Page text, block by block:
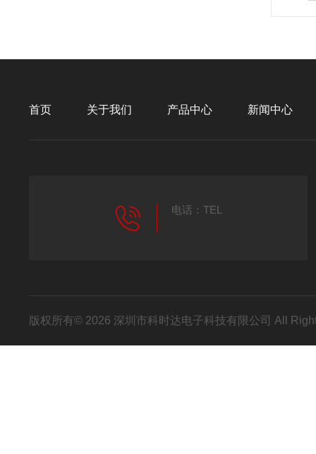
首页 关于我们 产品中心 新闻中心
电话：TEL
版权所有© 2026 深圳市科时达电子科技有限公司 All